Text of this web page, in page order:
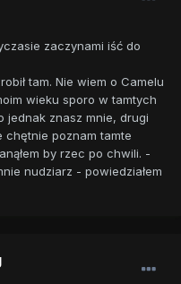
zaczynami iść do
tam. Nie wiem o Camelu
wieku sporo w tamtych
jednak znasz mnie, drugi
chętnie poznam tamte
by rzec po chwili. -
nudziarz - powiedziałem